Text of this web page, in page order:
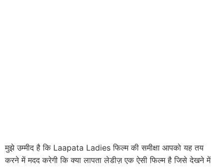
मुझे उम्मीद है कि Laapata Ladies फिल्म की समीक्षा आपको यह तय
करने में मदद करेगी कि क्या लापता लेडीज़ एक ऐसी फिल्म है जिसे देखने में